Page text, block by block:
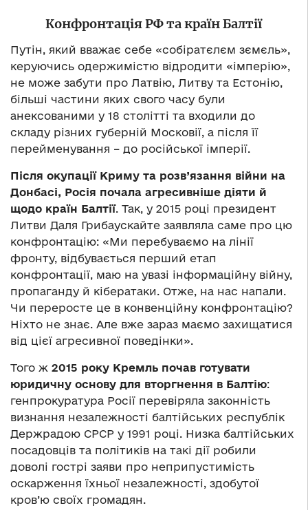
Конфронтація РФ та країн Балтії
Путін, який вважає себе «собіратєлєм зємєль»,
керуючись одержимістю відродити «імперію»,
не може забути про Латвію, Литву та Естонію,
більші частини яких свого часу були
анексованими у 18 столітті та входили до
складу різних губерній Московії, а після її
перейменування – до російської імперії.
Після окупації Криму та розв’язання війни на
Донбасі, Росія почала агресивніше діяти й
щодо країн Балтії. Так, у 2015 році президент
Литви Даля Грибаускайте заявляла саме про цю
конфронтацію: «Ми перебуваємо на лінії
фронту, відбувається перший етап
конфронтації, маю на увазі інформаційну війну,
пропаганду й кібератаки. Отже, на нас напали.
Чи переросте це в конвенційну конфронтацію?
Ніхто не знає. Але вже зараз маємо захищатися
від цієї агресивної поведінки».
Того ж 2015 року Кремль почав готувати
юридичну основу для вторгнення в Балтію:
генпрокуратура Росії перевіряла законність
визнання незалежності балтійських республік
Держрадою СРСР у 1991 році. Низка балтійських
посадовців та політиків на такі дії робили
доволі гострі заяви про неприпустимість
оскарження їхньої незалежності, здобутої
кров’ю своїх громадян.